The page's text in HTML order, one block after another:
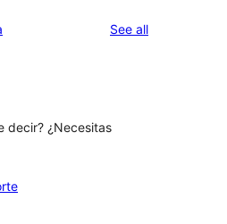
See allreviews
decir? ¿Necesitas